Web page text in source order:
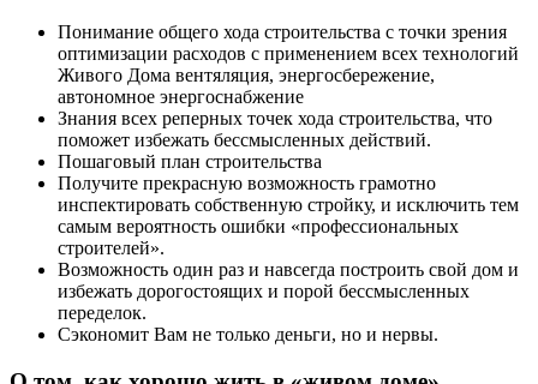
Понимание общего хода строительства с точки зрения
оптимизации расходов с применением всех технологий
Живого Дома вентяляция, энергосбережение,
автономное энергоснабжение
Знания всех реперных точек хода строительства, что
поможет избежать бессмысленных действий.
Пошаговый план строительства
Получите прекрасную возможность грамотно
инспектировать собственную стройку, и исключить тем
самым вероятность ошибки «профессиональных
строителей».
Возможность один раз и навсегда построить свой дом и
избежать дорогостоящих и порой бессмысленных
переделок.
Сэкономит Вам не только деньги, но и нервы.